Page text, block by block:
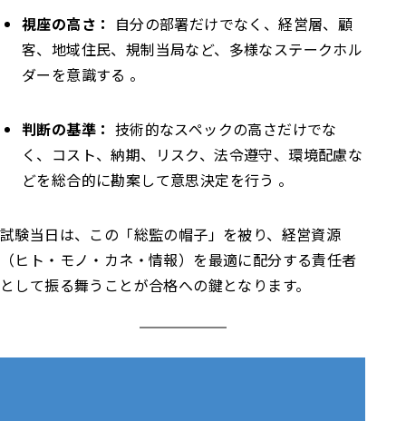
視座の高さ： 自分の部署だけでなく、経営層、顧
客、地域住民、規制当局など、多様なステークホル
ダーを意識する 。
判断の基準： 技術的なスペックの高さだけでな
く、コスト、納期、リスク、法令遵守、環境配慮な
どを総合的に勘案して意思決定を行う 。
試験当日は、この「総監の帽子」を被り、経営資源
（ヒト・モノ・カネ・情報）を最適に配分する責任者
として振る舞うことが合格への鍵となります。